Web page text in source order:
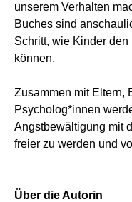
unserem Verhalten
Buches sind
Schritt, wie Kinder
können.
Zusammen mit Eltern,
Psycholog*innen
Angstbewältigung mit
freier zu werden und
Über die Autorin